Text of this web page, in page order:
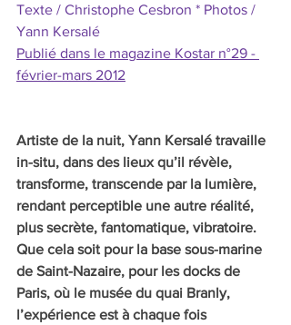
Texte / Christophe Cesbron * Photos /
Yann Kersalé
Publié dans le magazine Kostar n°29 -
février-mars 2012
Artiste de la nuit, Yann Kersalé travaille
in-situ, dans des lieux qu’il révèle,
transforme, transcende par la lumière,
rendant perceptible une autre réalité,
plus secrète, fantomatique, vibratoire.
Que cela soit pour la base sous-marine
de Saint-Nazaire, pour les docks de
Paris, où le musée du quai Branly,
l’expérience est à chaque fois